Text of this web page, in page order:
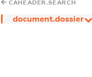
CAHEADER.SEARCH
document.dossier